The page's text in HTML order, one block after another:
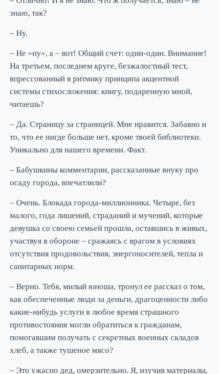
знаю, так?
– Ну.
– Не «ну», а – вот! Общий счет: один-один. Внимание!
На третьем, последнем круге, безжалостный тест,
впрессованный в ритмику принципа акцентной
системы стихосложения: книгу, подаренную мной,
читаешь?
– Да. Страницу за страницей. Мне нравится. Забавно и
то, что ее нигде больше нет, кроме твоей библиотеки.
Уникально для нашего времени. Факт.
– Бабушкины комментарии, рассказанные внуку про
осаду города, впечатлили?
– Очень. Блокада города-миллионника. Четыре, без
малого, года лишений, страданий и мучений, которые
девушка со своею семьей прошла, оставшись в живых,
участвуя в обороне – сражаясь с врагом в условиях
отсутствия продовольствия, энергоносителей, тепла и
санитарных норм.
– Верно. Тебя, милый юноша, тронул ее рассказ о том,
как обеспеченные люди за деньги, драгоценности либо
какие-нибудь услуги в любое время страшного
противостояния могли обратиться к гражданам,
помогавшим получать с секретных военных складов
хлеб, а также тушеное мясо?
– Это ужасно дед, омерзительно. Я, изучив материалы,